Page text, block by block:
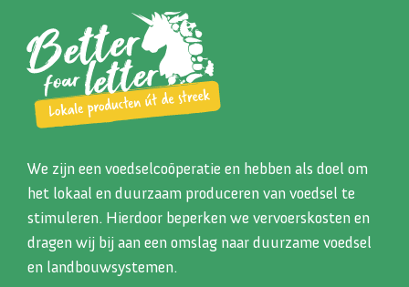
We zijn een voedselcoöperatie en hebben als doel om
het lokaal en duurzaam produceren van voedsel te
stimuleren. Hierdoor beperken we vervoerskosten en
dragen wij bij aan een omslag naar duurzame voedsel
en landbouwsystemen.